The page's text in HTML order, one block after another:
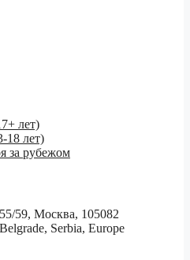
лет)
18 лет)
за рубежом
59, Москва, 105082
Serbia, Europe